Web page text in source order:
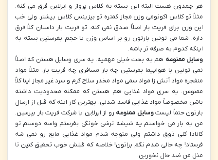
هر چمدون هست البته این بسته به کلاس پرواز و ایرلاین فرق می کنه.
مثلاً تو کلاس اکونومی وزن مجاز کمتره تو بیزینس کلاس بیشتر. ولی خب
این وزن برای فریت بار اصلاً صدق نمی کنه. تو فریت بار داستان کلاً فرق
داره. شما می تونین بارتون رو بر اساس وزن یا حجم بفرستین بسته به
اینکه کدوم به صرفه تر باشه.
وسایل ممنوعه هم یه بحث خیلی مهمیه. یه سری وسایل هستن که اصلاً
نمی تونین با هواپیما بفرستین چه بار مسافری چه فریت بار. مثلاً مواد
منفجره مواد آتش زا مواد سمی مواد مخدر سلاح گرم و سرد غیر مجاز اینا کلاً
ممنوعن. یه سری مواد غذایی هم هستن که ممکنه محدودیت داشته
باشن مخصوصاً مواد غذایی فاسد شدنی. بهترین کار اینه که قبل از ارسال
بارتون حتماً لیستوسایل ممنوعه رو از ایرلاین یا شرکت فریت بار بپرسین.
من یه بار می خواستم یه شیشه ترشی خونگی بفرستم واسه دوستم تو
کانادا کلی ذوق داشتم ولی متوجه شدم مواد غذایی مایع رو نمی شه
فرستاد! چه حالی شدم نگم براتون! خلاصه که قبلش خوب تحقیق کنین تا
مثل من ضد حال نخورین.